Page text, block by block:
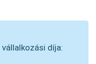
díja: